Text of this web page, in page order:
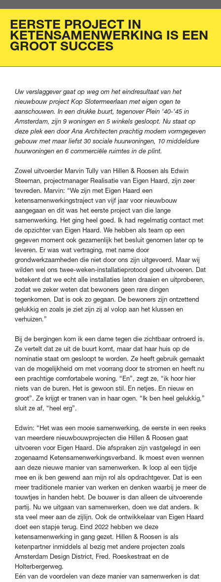
EERSTE PROJECT IN
KETENSAMENWERKING IS EEN
GROOT SUCCES
Uw verslaggever gaat op weg om het eindresultaat van het
nieuwbouw project Kop Slotermeerlaan met eigen ogen te
aanschouwen. In een drukke buurt, tegenover Plein ‘40-‘45 in
Amsterdam, zijn 9 woningen en 5 winkels gesloopt. Nu staat op
deze plek een door Ana Architecten prachtig modern vormgegeven
gebouw met maar liefst 30 sociale huurwoningen, 10 middeldure
huurwoningen en 6 commerciële ruimtes in de plint.
Zowel uitvoerder Marvin Tully van Hillen & Roosen als Edwin
Steeman, projectmanager Realisatie van Eigen Haard, zijn zeer
tevreden. Marvin: “We zijn met Eigen Haard een
ketensamenwerkingstraject van vijf jaar voor nieuwbouw
aangegaan en dit was het eerste project van die lange
samenwerking. Het ging heel goed. Ik had regelmatig contact met
de opzichter van Eigen Haard. We hebben als team op een
gegeven moment ook gezamenlijk het besluit genomen later op te
leveren. Er was wat vertraging, met name door
grondwerkzaamheden die niet door ons zijn uitgevoerd. Maar wij
wilden wel ons twee-weken-installatieprotocol goed uitvoeren. Dat
betekent dat we echt alle installaties laten draaien en uitproberen,
zodat we zeker weten dat bewoners geen rare dingen
tegenkomen. Dat is ook zo gegaan. De bewoners zijn ontzettend
gelukkig en zoals je ziet zijn zij al volop aan het klussen en
verhuizen.”
Bij de bergingen kom ik een dame tegen die zichtbaar ontroerd is.
Ze vertelt dat ze uit de buurt komt, maar dat haar huis op de
nominatie staat om gesloopt te worden. Ze heeft gebruik gemaakt
van de mogelijkheid om met voorrang door te stromen en heeft nu
een prachtige comfortabele woning. “En”, zegt ze, “ik hoor hier
niets van de buren. Het is gewoon stil. En netjes. En nieuw en
groot”. Ze krijgt er tranen van in haar ogen. “Ik ben heel gelukkig,”
sluit ze af, “heel erg”.
Edwin: “Het was een mooie samenwerking, de eerste in een reeks
van meerdere nieuwbouwprojecten die Hillen & Roosen gaat
uitvoeren voor Eigen Haard. Die afspraken zijn vastgelegd in een
zogenaamd Ketensamenwerkingsverband. Ik moest even wennen
aan deze nieuwe manier van samenwerken. Ik loop al een tijdje
mee en ik ben gewend aan mijn rol als opdrachtgever. Dat is een
meer traditionele manier van werken en denken waarbij je meer de
touwtjes in handen hebt. De bouwer is dan alleen de uitvoerende
partij. Nu we uitgaan van samenwerken, doen we dat anders. Ik
sta veel meer aan de zijlijn. Ook de ontwikkelaar van Eigen Haard
doet een stapje terug. Eind 2022 hebben we deze
ketensamenwerking in gang gezet. Hillen & Roosen is als
ketenpartner inmiddels al bezig met andere projecten zoals
Amsterdam Design District, Fred. Roeskestraat en de
Holterbergerweg.
Eén van de voordelen van deze manier van samenwerken is dat